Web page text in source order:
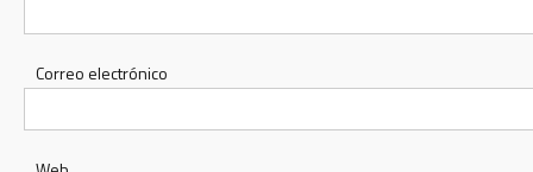
Correo electrónico